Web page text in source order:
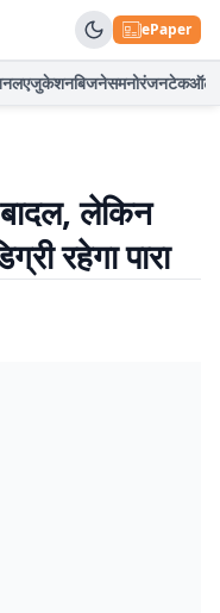
ePaper
एजुकेशनबिजनेसमनोरंजनटेकऑटो
लेकिन
रहेगा पारा